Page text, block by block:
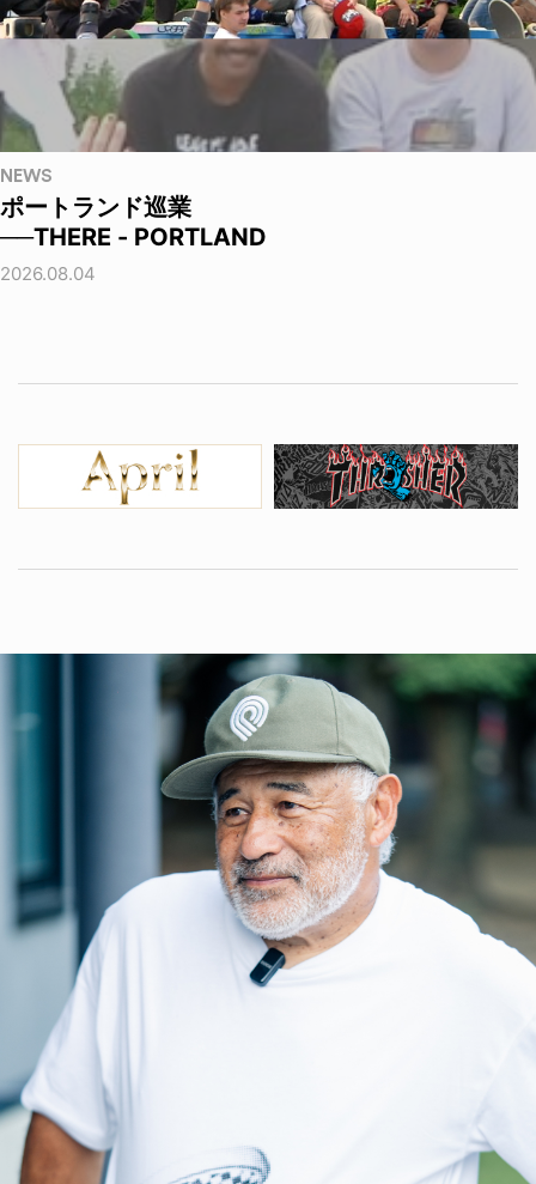
NEWS
ポートランド巡業
──THERE - PORTLAND
2026.08.04